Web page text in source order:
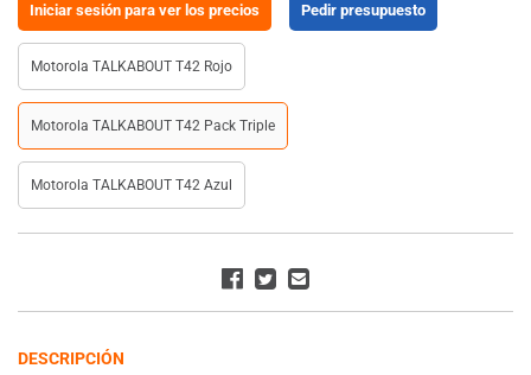
Iniciar sesión para ver los precios Pedir presupuesto
Motorola TALKABOUT T42 Rojo
Motorola TALKABOUT T42 Pack Triple
Motorola TALKABOUT T42 Azul
DESCRIPCIÓN